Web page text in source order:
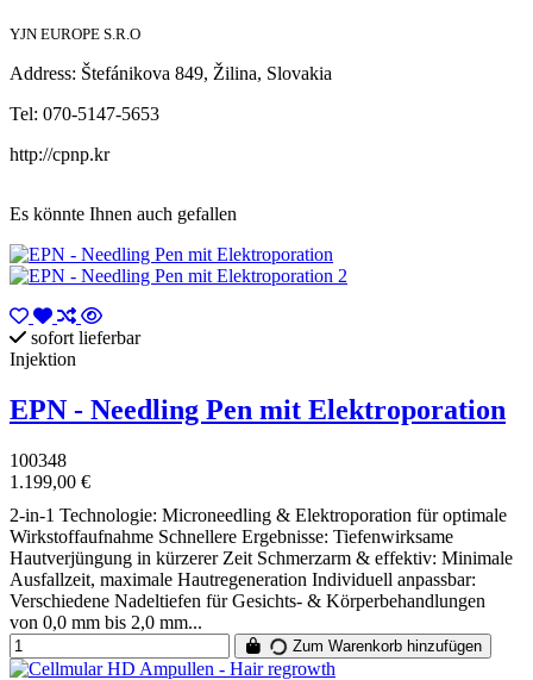
YJN EUROPE S.R.O
Address: Štefánikova 849, Žilina, Slovakia
Tel: 070-5147-5653
http://cpnp.kr
Es könnte Ihnen auch gefallen
sofort lieferbar
Injektion
EPN - Needling Pen mit Elektroporation
100348
1.199,00 €
2-in-1 Technologie: Microneedling & Elektroporation für optimale
Wirkstoffaufnahme Schnellere Ergebnisse: Tiefenwirksame
Hautverjüngung in kürzerer Zeit Schmerzarm & effektiv: Minimale
Ausfallzeit, maximale Hautregeneration Individuell anpassbar:
Verschiedene Nadeltiefen für Gesichts- & Körperbehandlungen
von 0,0 mm bis 2,0 mm...
Zum Warenkorb hinzufügen